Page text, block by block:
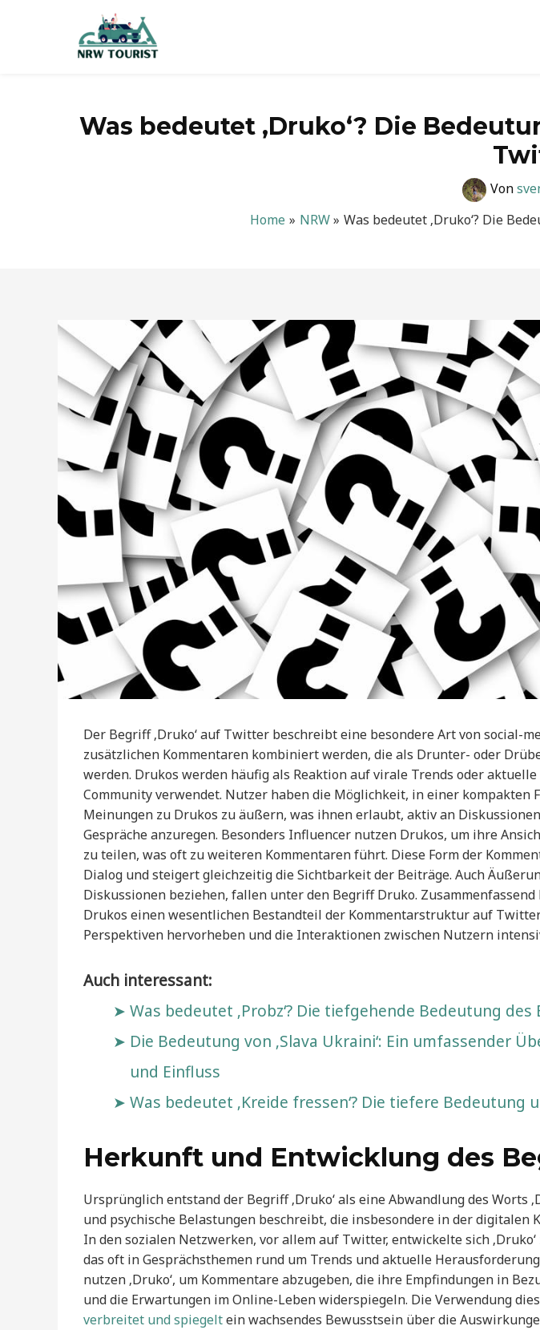
Was bedeutet ‚Druko‘? Die
Von
Home
NRW Was bedeutet ‚Druko‘? Die
Der Begriff ‚Druko‘ auf Twitter beschreibt eine besondere Art von social-
zusätzlichen Kommentaren kombiniert werden, die als Drunter- oder
werden. Drukos werden häufig als Reaktion auf virale Trends oder
Community verwendet. Nutzer haben die Möglichkeit, in einer kompakten
Meinungen zu Drukos zu äußern, was ihnen erlaubt, aktiv an
Gespräche anzuregen. Besonders Influencer nutzen Drukos, um ihre
zu teilen, was oft zu weiteren Kommentaren führt. Diese Form der
Dialog und steigert gleichzeitig die Sichtbarkeit der Beiträge. Auch
Diskussionen beziehen, fallen unter den Begriff Druko. Zusammenfassend
Drukos einen wesentlichen Bestandteil der Kommentarstruktur auf
Perspektiven hervorheben und die Interaktionen zwischen Nutzern
Auch interessant:
Was bedeutet ‚Probz‘? Die tiefgehende Bedeutung
Die Bedeutung von ‚Slava Ukraini‘: Ein umfassender
und Einfluss
Was bedeutet ‚Kreide fressen‘? Die tiefere Bedeutung
Herkunft und Entwicklung des
Ursprünglich entstand der Begriff ‚Druko‘ als eine Abwandlung des Worts
und psychische Belastungen beschreibt, die insbesondere in der digitalen
In den sozialen Netzwerken, vor allem auf Twitter, entwickelte sich
das oft in Gesprächsthemen rund um Trends und aktuelle
nutzen ‚Druko‘, um Kommentare abzugeben, die ihre Empfindungen in
und die Erwartungen im Online-Leben widerspiegeln. Die Verwendung
verbreitet und spiegeltein wachsendes Bewusstsein über die